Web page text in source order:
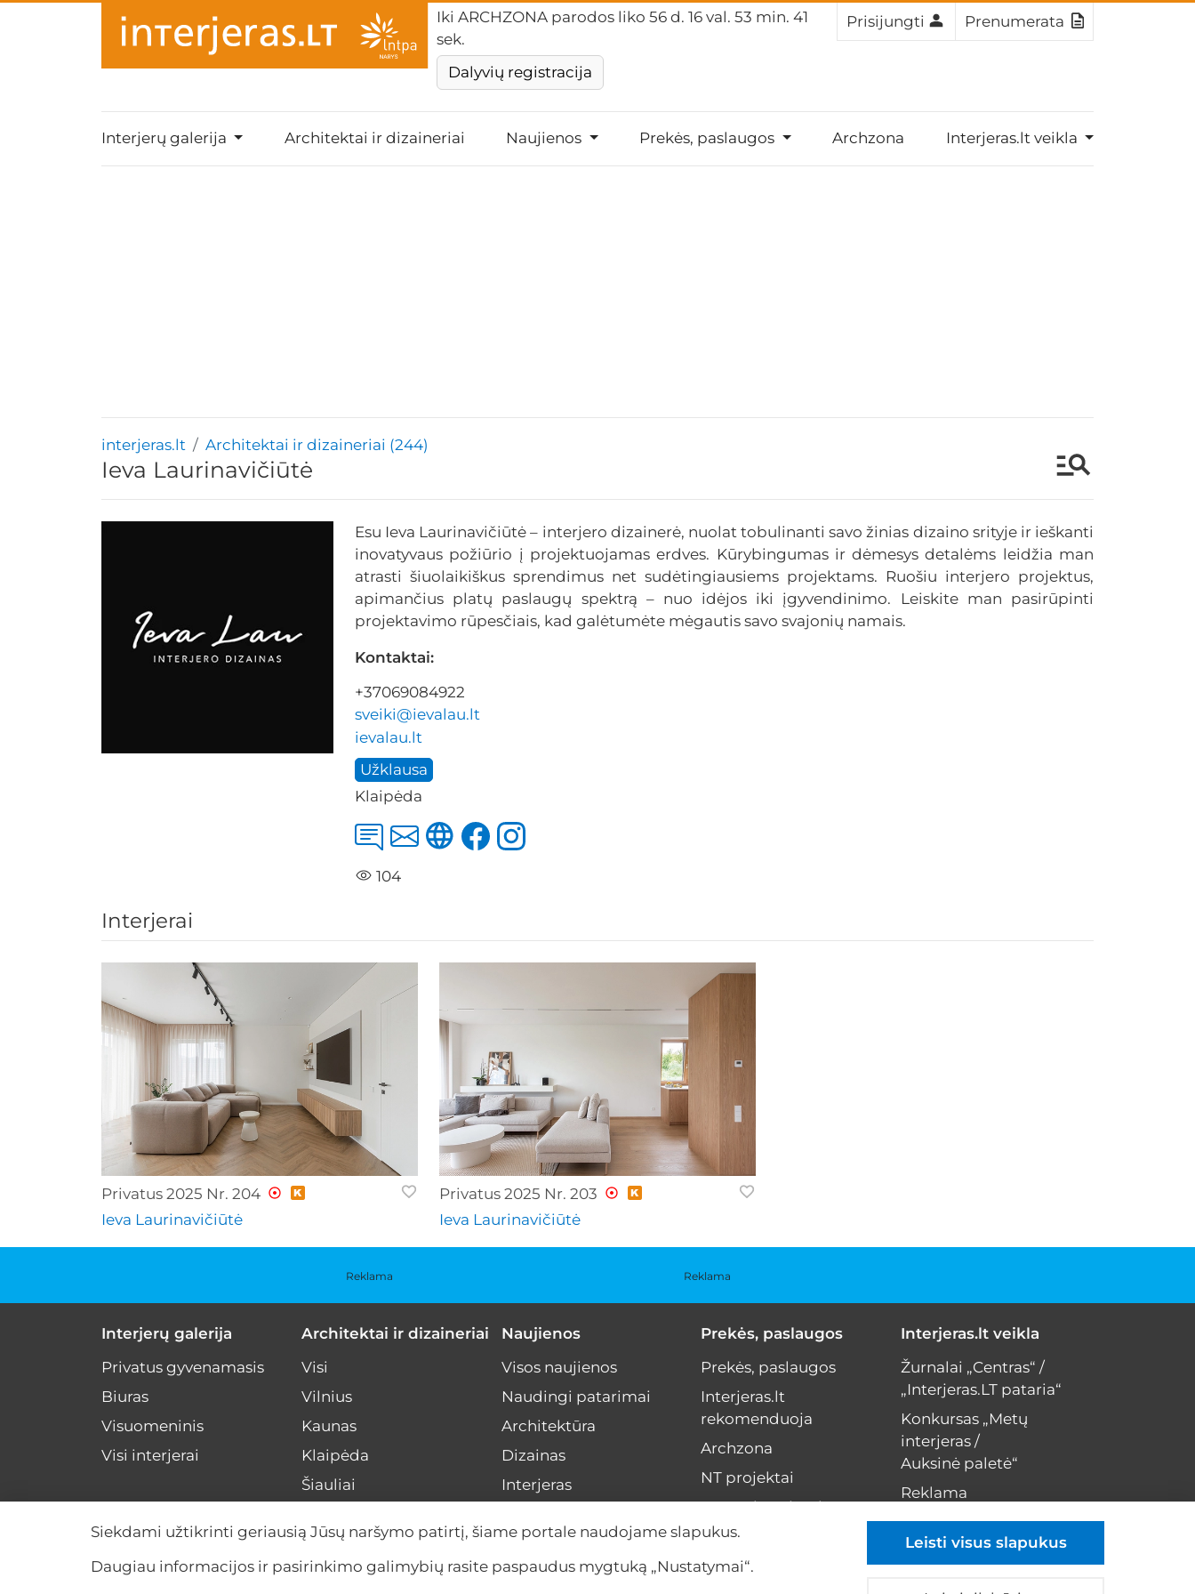
Iki ARCHZONA parodos liko 56 d. 16 val. 53 min. 40
sek.
Dalyvių registracija
Prisijungti Prenumerata
Interjerų galerija Architektai ir dizaineriai Naujienos Prekės, paslaugos Archzona Interjeras.lt veikla
interjeras.lt Architektai ir dizaineriai (244)
Ieva Laurinavičiūtė
Esu Ieva Laurinavičiūtė – interjero dizainerė, nuolat tobulinanti savo žinias dizaino srityje ir ieškanti
inovatyvaus požiūrio į projektuojamas erdves. Kūrybingumas ir dėmesys detalėms leidžia man
atrasti šiuolaikiškus sprendimus net sudėtingiausiems projektams. Ruošiu interjero projektus,
apimančius platų paslaugų spektrą – nuo idėjos iki įgyvendinimo. Leiskite man pasirūpinti
projektavimo rūpesčiais, kad galėtumėte mėgautis savo svajonių namais.
Kontaktai:
+37069084922
sveiki@ievalau.lt
ievalau.lt
Užklausa
Klaipėda
104
Interjerai
Privatus 2025 Nr. 204
Ieva Laurinavičiūtė
Privatus 2025 Nr. 203
Ieva Laurinavičiūtė
Reklama Reklama
Interjerų galerija
Privatus gyvenamasis
Biuras
Visuomeninis
Visi interjerai
Architektai ir dizaineriai
Visi
Vilnius
Kaunas
Klaipėda
Šiauliai
Visa Lietuva
Naujienos
Visos naujienos
Naudingi patarimai
Architektūra
Dizainas
Interjeras
Interviu
Įvykiai
Prekės, paslaugos
Prekės, paslaugos
Interjeras.lt
rekomenduoja
Archzona
NT projektai
Menas interjerui
Interjeras.lt veikla
Žurnalai „Centras“ /
„Interjeras.LT pataria“
Konkursas „Metų
interjeras /
Auksinė paletė“
Reklama
Kontaktai
Siekdami užtikrinti geriausią Jūsų naršymo patirtį, šiame portale naudojame slapukus.
Daugiau informacijos ir pasirinkimo galimybių rasite paspaudus mygtuką „Nustatymai“.
Leisti visus slapukus